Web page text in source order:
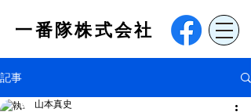
​一番隊株式会社
記事
山本真史